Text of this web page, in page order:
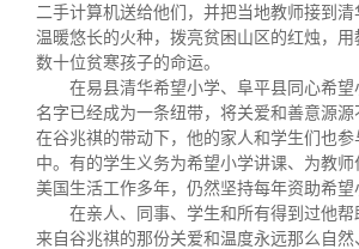
二手计算机送给他们，并把当地教师接到
温暖悠长的火种，拨亮贫困山区的红烛，
数十位贫寒孩子的命运。
在易县清华希望小学、阜平县同心希
名字已经成为一条纽带，将关爱和善意源源
在谷兆祺的带动下，他的家人和学生们也
中。有的学生义务为希望小学讲课、为教
美国生活工作多年，仍然坚持每年资助希望
在亲人、同事、学生和所有得到过他帮
来自谷兆祺的那份关爱和温度永远那么自